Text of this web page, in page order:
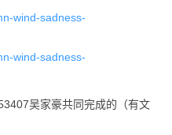
wind-sadness-
wind-sadness-
吴家豪共同完成的（有文